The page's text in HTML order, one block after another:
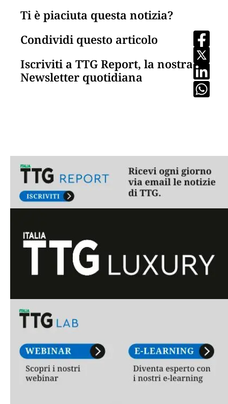
Ti è piaciuta questa notizia?
Condividi questo articolo
Iscriviti a TTG Report, la nostra
Newsletter quotidiana